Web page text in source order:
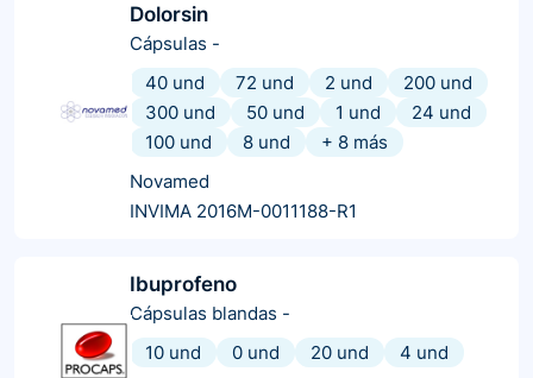
Dolorsin
Cápsulas -
40 und
72 und 2 und
200 und
300 und
50 und 1 und
24 und
100 und
8 und + 8 más
Novamed
INVIMA 2016M-0011188-R1
Ibuprofeno
Cápsulas blandas -
10 und
0 und 20 und
4 und